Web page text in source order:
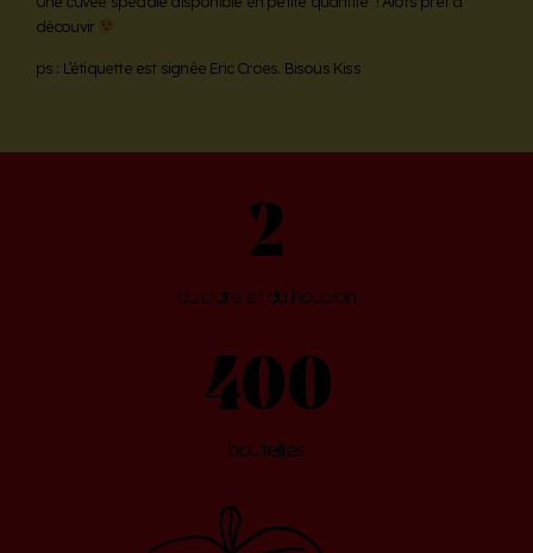
découvir
ps : L’étiquette est signée Eric Croes. Bisous Kiss
du cidre et du houblon
2
bouteilles
400